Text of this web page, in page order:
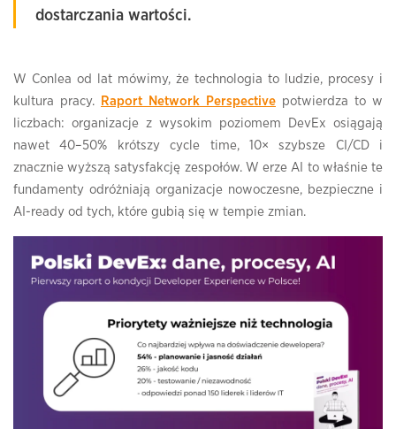
dostarczania wartości.
W Conlea od lat mówimy, że technologia to ludzie, procesy i
kultura pracy.
Raport Network Perspective potwierdza to w
liczbach: organizacje z wysokim poziomem DevEx osiągają
nawet 40–50% krótszy cycle time, 10× szybsze CI/CD i
znacznie wyższą satysfakcję zespołów. W erze AI to właśnie te
fundamenty odróżniają organizacje nowoczesne, bezpieczne i
AI-ready od tych, które gubią się w tempie zmian.